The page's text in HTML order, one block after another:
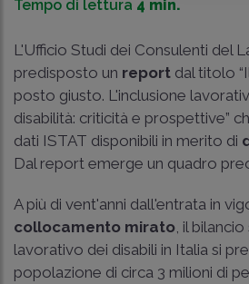
Tempo di lettura 4 min.
L'Ufficio Studi dei Consulenti del
predisposto un report dal titolo
posto giusto. L'inclusione
disabilità: criticità e prospettive”
dati ISTAT disponibili in merito di
Dal report emerge un quadro
A più di vent'anni dall'entrata in
collocamento mirato , il
lavorativo dei disabili in Italia si
popolazione di circa 3 milioni di